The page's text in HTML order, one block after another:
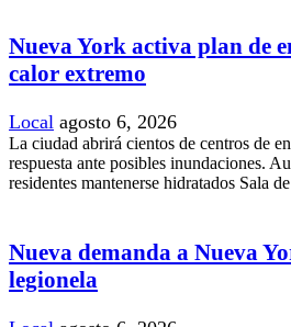
Nueva York activa plan de
calor extremo
Local agosto 6, 2026
La ciudad abrirá cientos de centros de
respuesta ante posibles inundaciones.
residentes mantenerse hidratados Sala
Nueva demanda a Nueva
legionela